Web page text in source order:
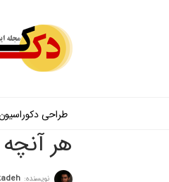
طراحی
هر
نویسنده: